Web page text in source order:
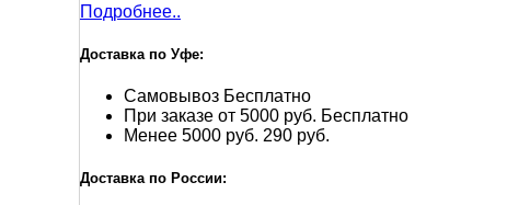
Подробнее..
Доставка по Уфе:
Самовывоз Бесплатно
При заказе от 5000 руб. Бесплатно
Менее 5000 руб. 290 руб.
Доставка по России: